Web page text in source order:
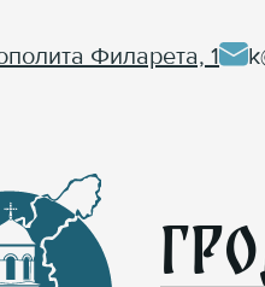
Филарета, 1